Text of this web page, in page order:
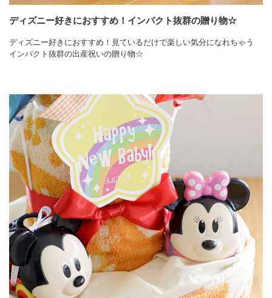
ディズニー好きにおすすめ！インパクト抜群の贈り物☆
ディズニー好きにおすすめ！見ているだけで楽しい気分になれちゃう
インパクト抜群の出産祝いの贈り物☆